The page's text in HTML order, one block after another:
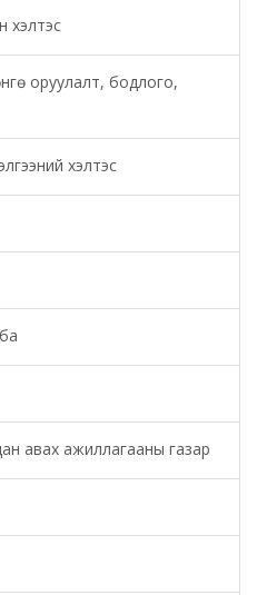
хэлтэс
оруулалт, бодлого,
хэлтэс
авах ажиллагааны газар